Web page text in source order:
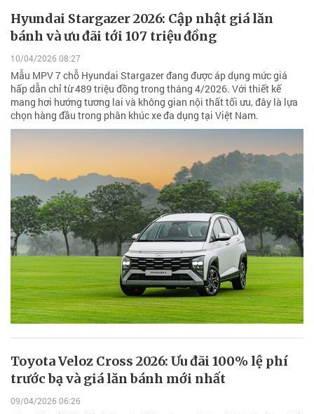
Hyundai Stargazer 2026: Cập nhật giá lăn
bánh và ưu đãi tới 107 triệu đồng
10/04/2026 08:27
Mẫu MPV 7 chỗ Hyundai Stargazer đang được áp dụng mức giá
hấp dẫn chỉ từ 489 triệu đồng trong tháng 4/2026. Với thiết kế
mang hơi hướng tương lai và không gian nội thất tối ưu, đây là lựa
chọn hàng đầu trong phân khúc xe đa dụng tại Việt Nam.
Toyota Veloz Cross 2026: Ưu đãi 100% lệ phí
trước bạ và giá lăn bánh mới nhất
09/04/2026 06:26